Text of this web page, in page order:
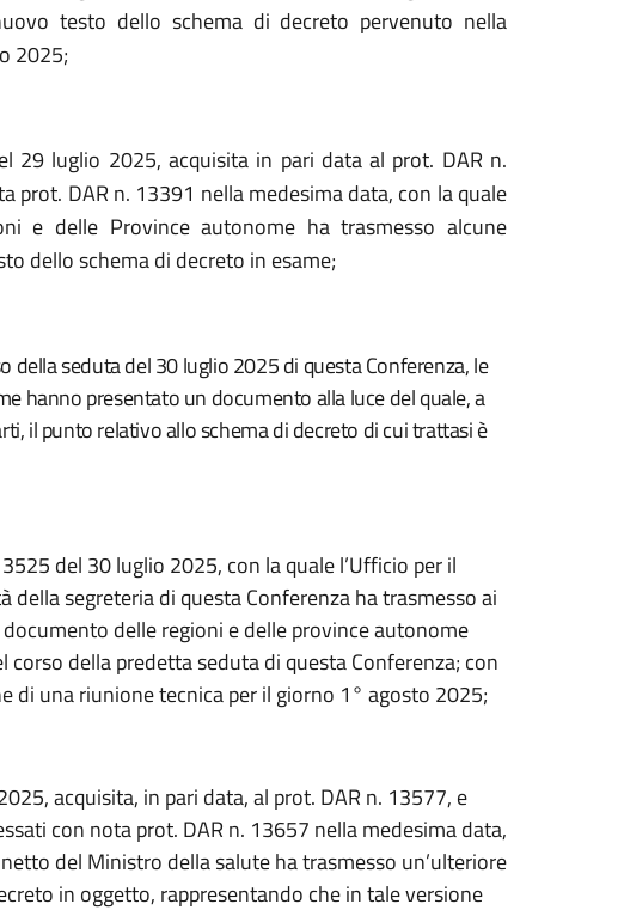
testo dello schema di decreto pervenuto nella
2025;
29 luglio 2025, acquisita in pari data al prot. DAR n.
prot. DAR n. 13391 nella medesima data, con la quale
e delle Province autonome ha trasmesso alcune
dello schema di decreto in esame;
della seduta del 30 luglio 2025 di questa Conferenza, le
hanno presentato un documento alla luce del quale, a
il punto relativo allo schema di decreto di cui trattasi è
del 30 luglio 2025, con la quale l’Ufficio per il
segreteria di questa Conferenza ha trasmesso ai
delle regioni e delle province autonome
corso dellapredetta seduta di questa Conferenza; con
di una riunione tecnica per il giorno 1° agosto 2025;
acquisita, in pari data, al prot. DAR n. 13577, e
con nota prot. DAR n. 13657 nella medesima data,
del Ministro della salute ha trasmesso un’ulteriore
in oggetto, rappresentando che in tale versione